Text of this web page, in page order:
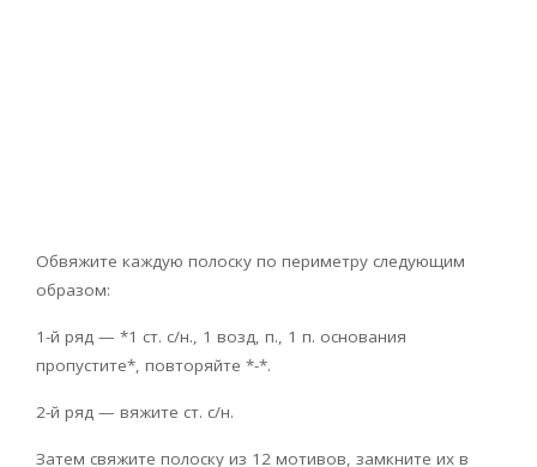
Обвяжите каждую полоску по периметру следующим
образом:
1-й ряд — *1 ст. с/н., 1 возд, п., 1 п. основания
пропустите*, повторяйте *-*.
2-й ряд — вяжите ст. с/н.
Затем свяжите полоску из 12 мотивов, замкните их в